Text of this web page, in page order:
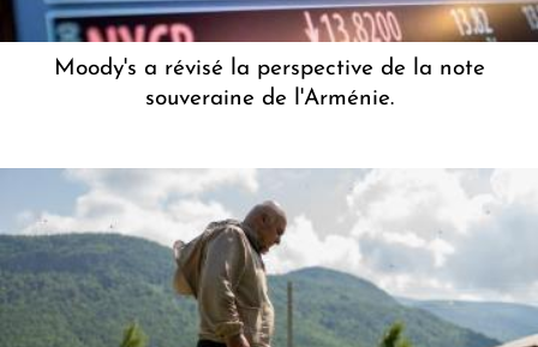
Moody's a révisé la perspective de la note
souveraine de l'Arménie.